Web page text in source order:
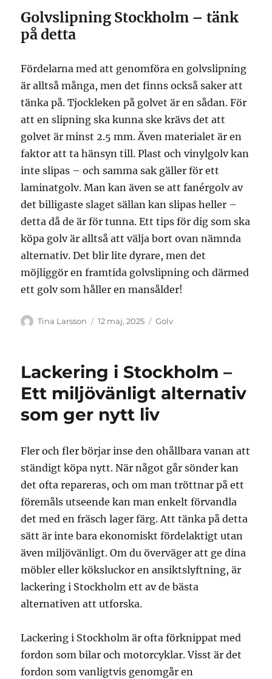
Golvslipning Stockholm – tänk
på detta
Fördelarna med att genomföra en golvslipning
är alltså många, men det finns också saker att
tänka på. Tjockleken på golvet är en sådan. För
att en slipning ska kunna ske krävs det att
golvet är minst 2.5 mm. Även materialet är en
faktor att ta hänsyn till. Plast och vinylgolv kan
inte slipas – och samma sak gäller för ett
laminatgolv. Man kan även se att fanérgolv av
det billigaste slaget sällan kan slipas heller –
detta då de är för tunna. Ett tips för dig som ska
köpa golv är alltså att välja bort ovan nämnda
alternativ. Det blir lite dyrare, men det
möjliggör en framtida golvslipning och därmed
ett golv som håller en mansålder!
Författare
Tina Larsson
Publicerat
12 maj, 2025 Kategorier
Golv
Lackering i Stockholm –
Ett miljövänligt alternativ
som ger nytt liv
Fler och fler börjar inse den ohållbara vanan att
ständigt köpa nytt. När något går sönder kan
det ofta repareras, och om man tröttnar på ett
föremåls utseende kan man enkelt förvandla
det med en fräsch lager färg. Att tänka på detta
sätt är inte bara ekonomiskt fördelaktigt utan
även miljövänligt. Om du överväger att ge dina
möbler eller köksluckor en ansiktslyftning, är
lackering i Stockholm ett av de bästa
alternativen att utforska.
Lackering i Stockholm är ofta förknippat med
fordon som bilar och motorcyklar. Visst är det
fordon som vanligtvis genomgår en